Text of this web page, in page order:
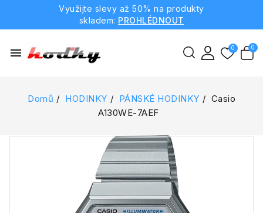
Využijte slevy až 50% na produkty
skladem: PROHLÉDNOUT
menu
Domů HODINKY PÁNSKÉ HODINKY
Casio
A130WE-7AEF